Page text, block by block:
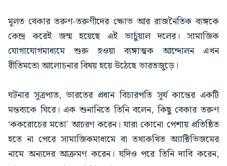
মূলত বেকার তরুণ-তরুণীদের ক্ষোভ আর রাজনৈতিক ব্যঙ্গকে
কেন্দ্র করেই জন্ম হয়েছে এই ভার্চুয়াল দলের। সামাজিক
যোগাযোগমাধ্যমে শুরু হওয়া ব্যঙ্গাত্মক আন্দোলন এখন
রীতিমতো আলোচনার বিষয় হয়ে উঠেছে ভারতজুড়ে।
ঘটনার সূত্রপাত, ভারতের প্রধান বিচারপতি সূর্য কান্তের একটি
মন্তব্যকে ঘিরে। এক শুনানিতে তিনি বলেন, কিছু বেকার তরুণ
‘ককরোচের মতো’ আচরণ করেন। যারা কোনো পেশায় প্রতিষ্ঠিত
হতে না পেরে সামাজিকমাধ্যমে বা তথাকথিত অ্যাক্টিভিজমের
নামে অন্যদের আক্রমণ করেন। যদিও পরে তিনি দাবি করেন,